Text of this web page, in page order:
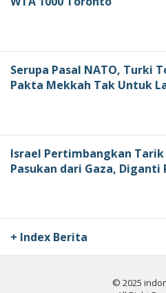
Serupa Pasal NATO, Turki
Pakta Mekkah Tak Untuk
Israel Pertimbangkan Tarik
Pasukan dari Gaza, Diganti
+ Index Berita
© 2025